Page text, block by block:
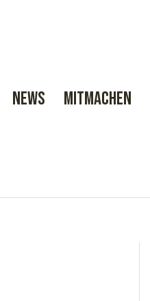
News Mitmachen